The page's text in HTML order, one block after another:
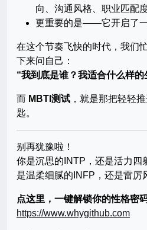
向、沟通风格、职业匹配度
更重要的是——它开启了一
在这个节奏飞快的时代，我们
下来问自己：
“我到底是谁？我适合什么样的
而 MBTI测试 ，就是那把轻轻
匙。
别再犹豫啦！
你是沉思的INTP，还是活力四
是温柔细腻的INFP，还是雷厉
点这里，一键解锁你的性格密
https://www.whygithub.com